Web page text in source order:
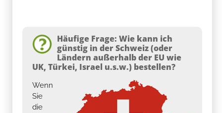
Häufige Frage: Wie kann ich
günstig in der Schweiz (oder
Ländern außerhalb der EU wie
UK, Türkei, Israel u.s.w.) bestellen?
Wenn
Sie
die